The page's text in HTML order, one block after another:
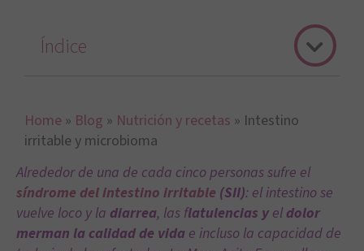
Home » Blog » Nutrición y recetas » Intestino
irritable y microbioma
Alrededor de una de cada cinco personas sufre el
síndrome del intestino irritable (SII): el intestino se
vuelve loco y la diarrea, las flatulencias yel dolor
merman la calidad de vida e incluso la capacidad de
Índice